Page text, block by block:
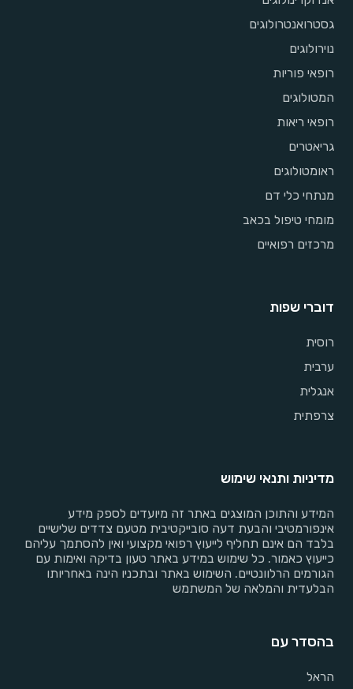
גסטרואנטרולוגים
נוירולוגים
רופאי פוריות
המטולוגים
רופאי ריאות
גריאטרים
ראומטולוגים
מנתחי כלי דם
מומחי טיפול בכאב
מרכזים רפואיים
דוברי שפות
רוסית
ערבית
אנגלית
צרפתית
מדיניות ותנאי שימוש
המידע והתוכן המוצגים באתר זה מיועדים לספק מידע
אינפורמטיבי והבעת דעה סובייקטיבית מטעם צדדים שלישיים
בלבד הם אינם תחליף לייעוץ רפואי מקצועי ואין להסתמך עליהם
כייעוץ כאמור. כל שימוש במידע באתר טעון בדיקה ואימות עם
הגורמים הרלוונטיים. השימוש באתר ובתכניו הינה באחריותו
הבלעדית והמלאה של המשתמש
בהסדר עם
הראל